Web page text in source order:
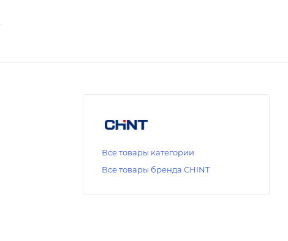
Все товары категории
Все товары бренда CHINT